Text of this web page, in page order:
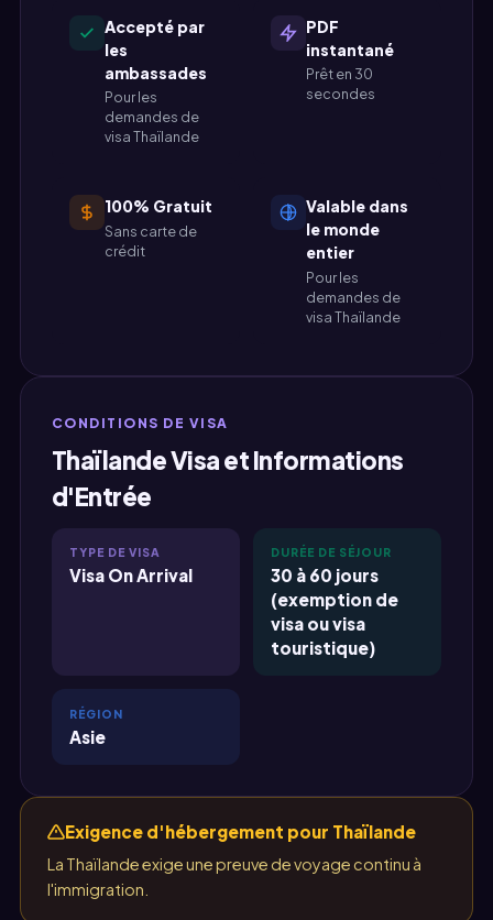
Accepté par
les
ambassades
Pour les
demandes de
visa Thaïlande
PDF
instantané
Prêt en 30
secondes
100% Gratuit
Sans carte de
crédit
Valable dans
le monde
entier
Pour les
demandes de
visa Thaïlande
CONDITIONS DE VISA
Thaïlande Visa et Informations
d'Entrée
TYPE DE VISA
Visa On Arrival
DURÉE DE SÉJOUR
30 à 60 jours
(exemption de
visa ou visa
touristique)
RÉGION
Asie
Exigence d'hébergement pour Thaïlande
La Thaïlande exige une preuve de voyage continu à
l'immigration.